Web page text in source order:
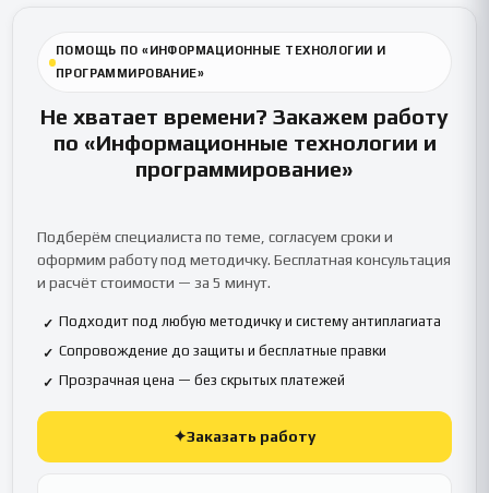
ПОМОЩЬ ПО «ИНФОРМАЦИОННЫЕ ТЕХНОЛОГИИ И
ПРОГРАММИРОВАНИЕ»
Не хватает времени? Закажем работу
по «Информационные технологии и
программирование»
Подберём специалиста по теме, согласуем сроки и
оформим работу под методичку. Бесплатная консультация
и расчёт стоимости — за 5 минут.
✓ Подходит под любую методичку и систему антиплагиата
✓ Сопровождение до защиты и бесплатные правки
✓ Прозрачная цена — без скрытых платежей
✦Заказать работу